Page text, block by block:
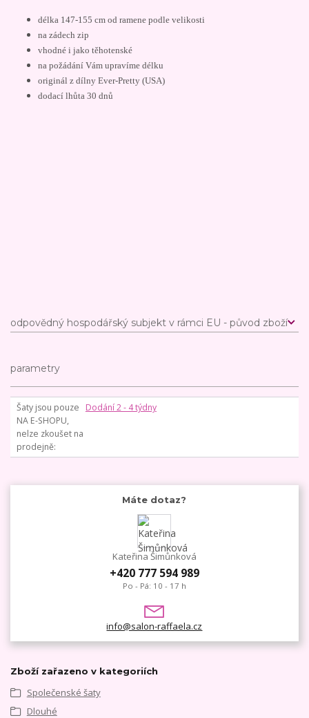
délka 147-155 cm od ramene podle velikosti
na zádech zip
vhodné i jako těhotenské
na požádání Vám upravíme délku
originál z dílny Ever-Pretty (USA)
dodací lhůta 30 dnů
odpovědný hospodářský subjekt v rámci EU - původ zboží
parametry
Šaty jsou pouze
NA E-SHOPU,
nelze zkoušet na
prodejně
Dodání 2 - 4 týdny
Máte dotaz?
Kateřina Šimůnková
+420 777 594 989
Po - Pá: 10 - 17 h
info@salon-raffaela.cz
Zboží zařazeno v kategoriích
Společenské šaty
Dlouhé